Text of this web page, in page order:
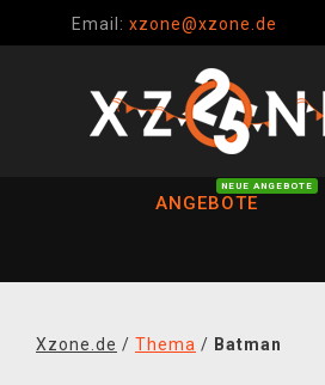
Email: xzone@xzone.de
ANGEBOTE
NEUE ANGEBOTE
Xzone.de / Thema / Batman